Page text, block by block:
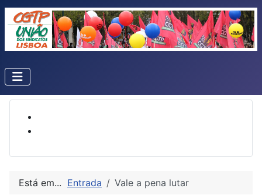
Está em... Entrada Vale a pena lutar